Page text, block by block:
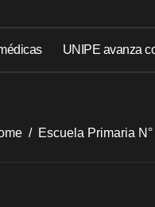
UNIPE avanza
Escuela Primaria